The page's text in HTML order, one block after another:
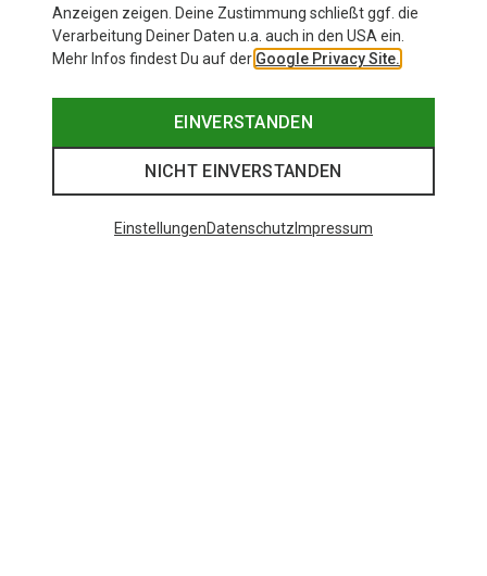
Anzeigen zeigen. Deine Zustimmung schließt ggf. die
Verarbeitung Deiner Daten u.a. auch in den USA ein.
Mehr Infos findest Du auf der Google Privacy Site.
EINVERSTANDEN
NICHT EINVERSTANDEN
EinstellungenDatenschutz Impressum